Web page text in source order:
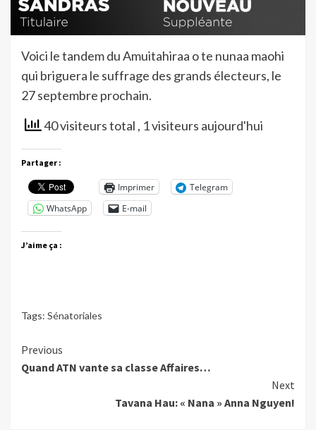
Voici le tandem du Amuitahiraa o te nunaa maohi
qui briguera le suffrage des grands électeurs, le
27 septembre prochain.
40 visiteurs total , 1 visiteurs aujourd'hui
Partager :
Imprimer
Telegram
WhatsApp
E-mail
J’aime ça :
Tags: Sénatoriales
Continue
Reading
Previous
Quand ATN vante sa classe Affaires…
Next
Tavana Hau: « Nana » Anna Nguyen!